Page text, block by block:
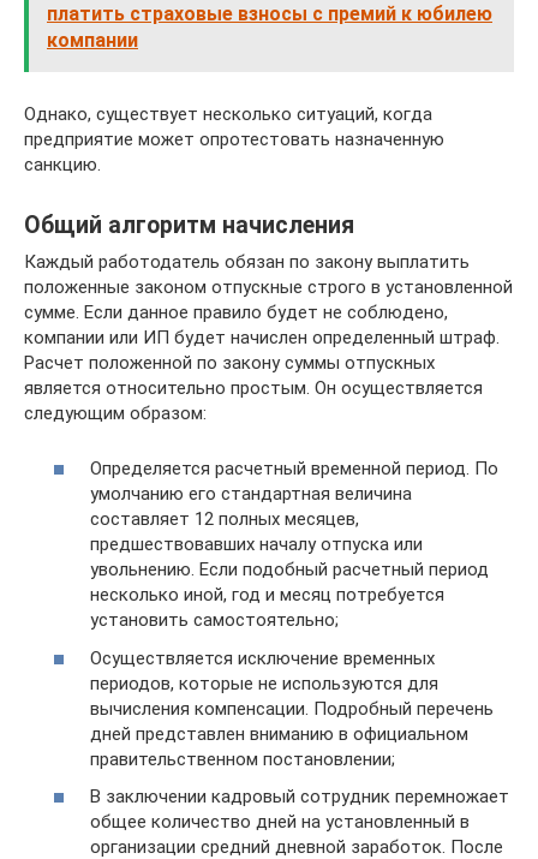
платить страховые взносы с премий к юбилею
компании
Однако, существует несколько ситуаций, когда
предприятие может опротестовать назначенную
санкцию.
Общий алгоритм начисления
Каждый работодатель обязан по закону выплатить
положенные законом отпускные строго в установленной
сумме. Если данное правило будет не соблюдено,
компании или ИП будет начислен определенный штраф.
Расчет положенной по закону суммы отпускных
является относительно простым. Он осуществляется
следующим образом:
Определяется расчетный временной период. По
умолчанию его стандартная величина
составляет 12 полных месяцев,
предшествовавших началу отпуска или
увольнению. Если подобный расчетный период
несколько иной, год и месяц потребуется
установить самостоятельно;
Осуществляется исключение временных
периодов, которые не используются для
вычисления компенсации. Подробный перечень
дней представлен вниманию в официальном
правительственном постановлении;
В заключении кадровый сотрудник перемножает
общее количество дней на установленный в
организации средний дневной заработок. После